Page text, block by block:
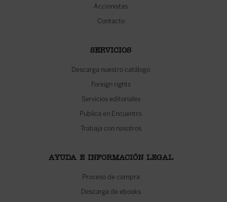
Accionistas
Contacto
SERVICIOS
Descarga nuestro catálogo
Foreign rights
Servicios editoriales
Publica en Encuentro
Trabaja con nosotros
AYUDA E INFORMACIÓN LEGAL
Proceso de compra
Descarga de ebooks